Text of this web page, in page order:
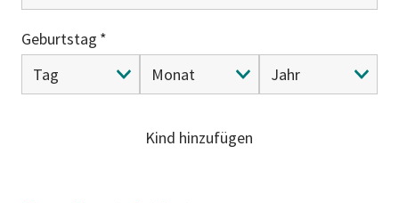
Geburtstag
Kind hinzufügen